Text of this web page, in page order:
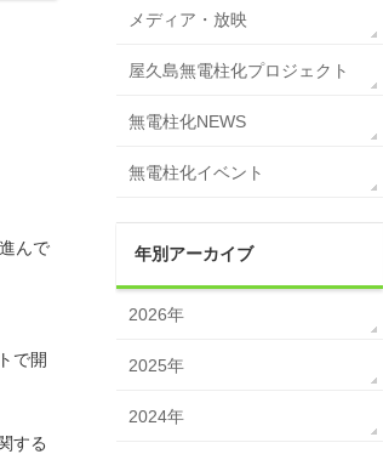
んで
で開
する
メディア・放映
屋久島無電柱化プロジェクト
無電柱化NEWS
無電柱化イベント
年別アーカイブ
2026年
2025年
2024年